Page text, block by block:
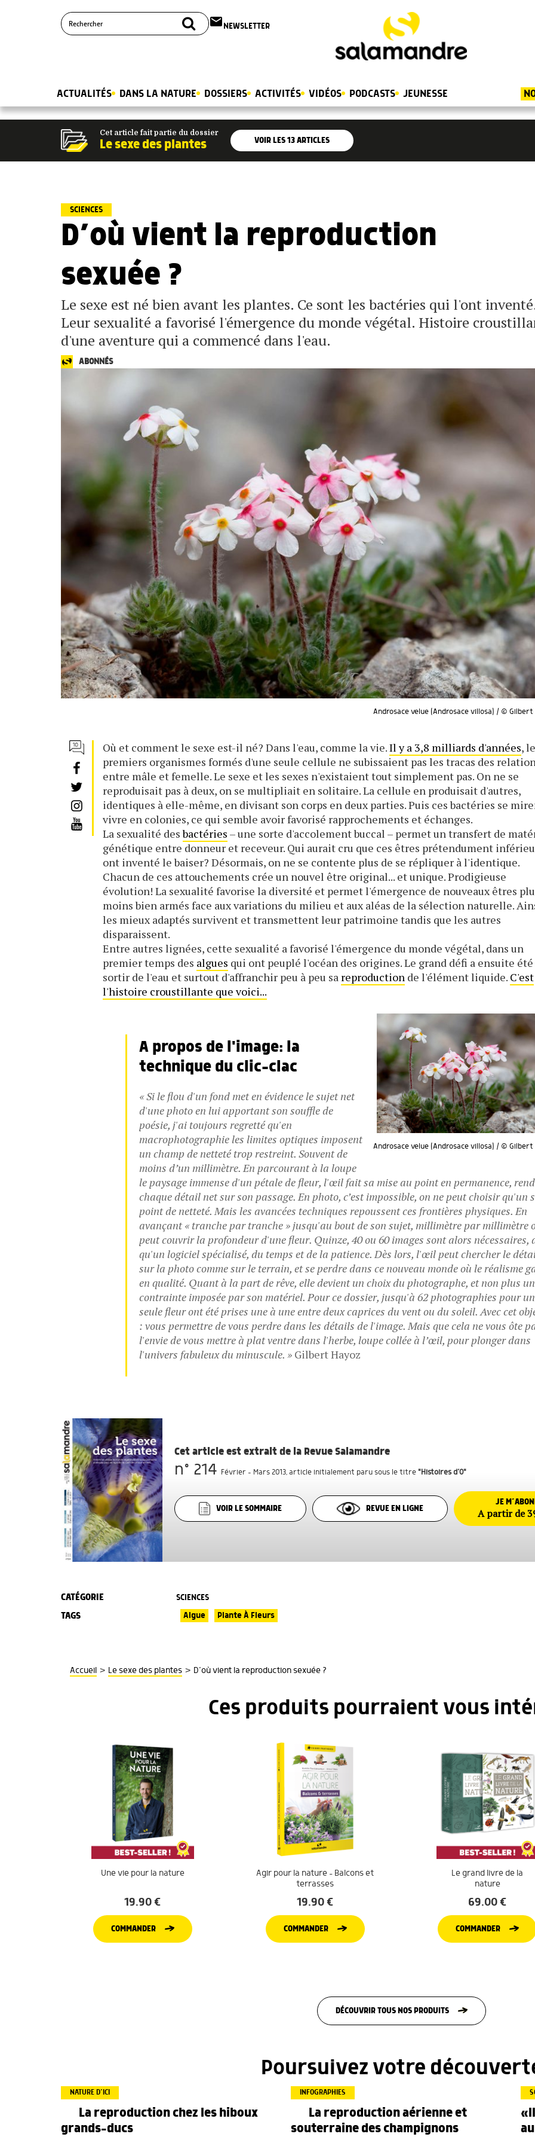
email NEWSLETTER
ACTUALITÉS DANS LA NATURE DOSSIERS ACTIVITÉS VIDÉOS PODCASTS JEUNESSE
Cet article fait partie du dossier
Le sexe des plantes VOIR LES13ARTICLES
SCIENCES
D’où vient la reproduction
sexuée ?
Le sexe est né bien avant les plantes. Ce sont les bactéries qui l'ont
Leur sexualité a favorisé l'émergence du monde végétal. Histoire
d'une aventure qui a commencé dans l'eau.
ABONNÉS
Androsace velue (Androsace villosa) / © Gilbert
Où et comment le sexe est-il né? Dans l'eau, comme la vie.Il y a 3,8 milliards d'années,
premiers organismes formés d'une seule cellule ne subissaient pas les tracas des
entre mâle et femelle. Le sexe et les sexes n'existaient tout simplement pas. On ne se
reproduisait pas à deux, on se multipliait en solitaire. La cellule en produisait d'autres,
identiques à elle-même, en divisant son corps en deux parties. Puis ces bactéries se
vivre en colonies, ce qui semble avoir favorisé rapprochements et échanges.
La sexualité desbactéries – une sorte d'accolement buccal – permet un transfert de
génétique entre donneur et receveur. Qui aurait cru que ces êtres prétendument
ont inventé le baiser? Désormais, on ne se contente plus de se répliquer à l'identique.
Chacun de ces attouchements crée un nouvel être original... et unique. Prodigieuse
évolution! La sexualité favorise la diversité et permet l'émergence de nouveaux êtres
moins bien armés face aux variations du milieu et aux aléas de la sélection naturelle.
les mieux adaptés survivent et transmettent leur patrimoine tandis que les autres
disparaissent.
Entre autres lignées, cette sexualité a favorisé l'émergence du monde végétal, dans un
premier temps des algues qui ont peuplé l'océan des origines. Le grand défi a ensuite été
sortir de l'eau et surtout d'affranchir peu à peu sa reproduction de l'élément liquide. C'est
l'histoire croustillante que voici...
Androsace velue (Androsace villosa) / © Gilbert
A propos de l'image: la
technique du clic-clac
« Si le flou d'un fond met en évidence le sujet net
d'une photo en lui apportant son souffle de
poésie, j'ai toujours regretté qu'en
macrophotographie les limites optiques imposent
un champ de netteté trop restreint. Souvent de
moins d’un millimètre. En parcourant à la loupe
le paysage immense d'un pétale de fleur, l'œil fait sa mise au point en permanence,
chaque détail net sur son passage. En photo, c’est impossible, on ne peut choisir qu'un
point de netteté. Mais les avancées techniques repoussent ces frontières physiques. En
avançant « tranche par tranche » jusqu'au bout de son sujet, millimètre par millimètre
peut couvrir la profondeur d'une fleur. Quinze, 40 ou 60 images sont alors nécessaires,
qu'un logiciel spécialisé, du temps et de la patience. Dès lors, l'œil peut chercher le
sur la photo comme sur le terrain, et se perdre dans ce nouveau monde où le réalisme
en qualité. Quant à la part de rêve, elle devient un choix du photographe, et non plus
contrainte imposée par son matériel. Pour ce dossier, jusqu'à 62 photographies pour
seule fleur ont été prises une à une entre deux caprices du vent ou du soleil. Avec cet
: vous permettre de vous perdre dans les détails de l'image. Mais que cela ne vous ôte
l'envie de vous mettre à plat ventre dans l'herbe, loupe collée à l’œil, pour plonger dans
l'univers fabuleux du minuscule. » Gilbert Hayoz
Cet article est extrait de la Revue Salamandre
n° 214 Février - Mars 2013, article initialement paru sous le titre "Histoires d’O"
VOIR LE SOMMAIRE REVUE EN LIGNE
JE
A partir de
CATÉGORIE SCIENCES
TAGS Algue Plante À Fleurs
Accueil > Le sexe des plantes > D’où vient la reproduction sexuée ?
Ces produits pourraient vous
Une vie pour la nature
19.90€
COMMANDER
Agir pour la nature – Balcons et
terrasses
19.90€
COMMANDER
Le grand livre de la
nature
69.00€
COMMANDER
DÉCOUVRIR TOUS NOS PRODUITS
Poursuivez votre
NATURE D’ICI
La reproduction chez les hiboux
grands-ducs
INFOGRAPHIES
La reproduction aérienne et
souterraine des champignons